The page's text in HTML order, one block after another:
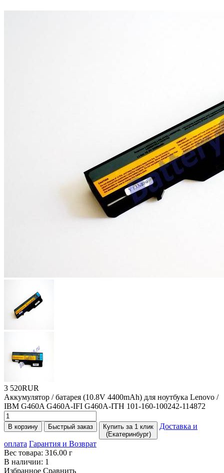
3 520RUR
Аккумулятор / батарея (10.8V 4400mAh) для ноутбука Lenovo /
IBM G460A G460A-IFI G460A-ITH 101-160-100242-114872
В корзину Быстрый заказ
Купить за 1 клик
(Екатеринбург)
Доставка и
оплата Гарантия и Возврат
Вес товара: 316.00 г
В наличии: 1
Избранное Сравнить